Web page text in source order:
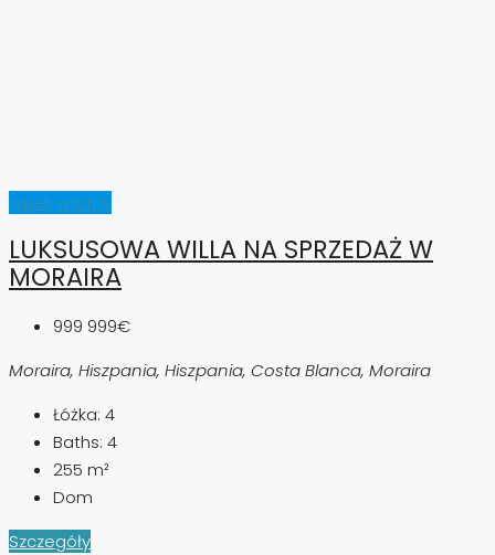
rynek wtórny
LUKSUSOWA WILLA NA SPRZEDAŻ W
MORAIRA
999 999€
Moraira, Hiszpania, Hiszpania, Costa Blanca, Moraira
Łóżka: 4
Baths: 4
255 m²
Dom
Szczegóły